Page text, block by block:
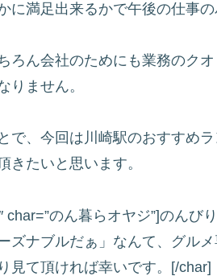
に満足出来るかで午後の仕事
ろん会社のためにも業務のク
りません。
で、今回は川崎駅のおすすめ
きたいと思います。
char=”のん暮らオヤジ”]のん
ズナブルだぁ」なんて、グル
見て頂ければ幸いです。[/char]